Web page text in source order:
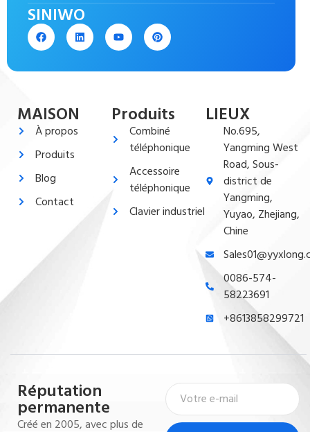
SINIWO
MAISON
À propos
Produits
Blog
Contact
Produits
Combiné
téléphonique
Accessoire
téléphonique
Clavier industriel
LIEUX
No.695,
Yangming West
Road, Sous-
district de
Yangming,
Yuyao, Zhejiang,
Chine
0086-574-
58223691
+8613858299721
Réputation
permanente
Créé en 2005, avec plus de